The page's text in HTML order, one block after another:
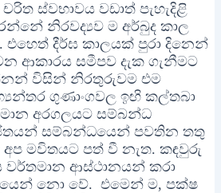
ස්වභාවය වඩාත් පැහැදිළි
නිරවද්‍යව ම අර්බුද කාල
එහෙත් දීර්ඝ කාලයක් පුරා දිනෙන්
ආකාරය සමීපව දැක ගැනීමට
විසින් නිරතුරුවම එම
ගුණාංගවල ඉඟි කල්තබා
අරගලයට සම්බන්ධ
සම්බන්ධයෙන් පවතින තතු
අප මවිතයට පත් වී නැත. කඳවුරු
ආස්ථානයන් කරා
නො වේ. එමෙන් ම, පක්ෂ